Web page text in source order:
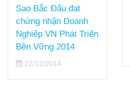
Sao Bắc Đẩu Đạt
Giải Thưởng CNTT
TT Lần VI
10/11/2014